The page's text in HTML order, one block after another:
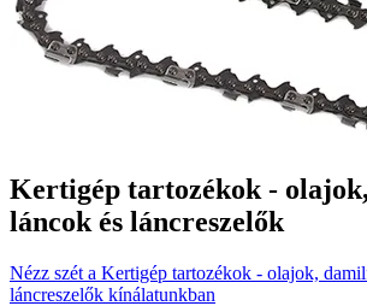
Kertigép tartozékok -
láncok és láncreszelők
Nézz szét a Kertigép tartozékok - olajok,
láncreszelők kínálatunkban